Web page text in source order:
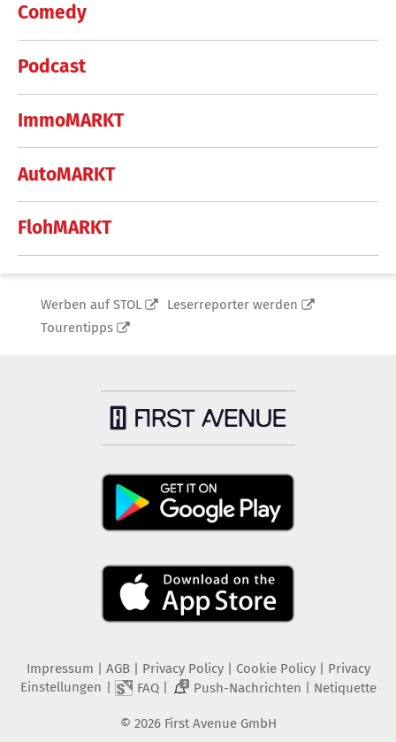
Comedy
Podcast
ImmoMARKT
AutoMARKT
FlohMARKT
Werben auf STOL
Leserreporter werden
Tourentipps
Impressum | AGB | Privacy Policy| Cookie Policy| Privacy
Einstellungen | FAQ| 2 Push-Nachrichten | Netiquette
© 2026 First Avenue GmbH